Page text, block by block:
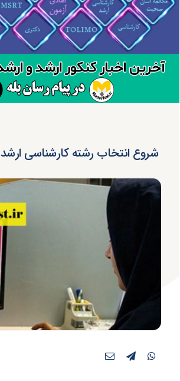
شروع انتخاب رشته کارشناسی ارشد ۹۹ از روز شنبه